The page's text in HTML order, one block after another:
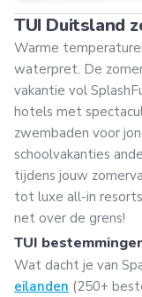
TUI Duitsland
Warme
waterpret. De
vakantie vol
hotels met
zwembaden voor
schoolvakanties
tijdens jouw
tot luxe all-in
net over de grens!
TUI
Wat dacht je van
eilanden (250+